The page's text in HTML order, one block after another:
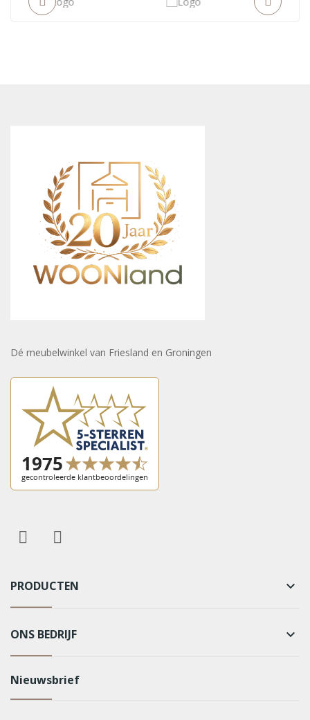
Dé meubelwinkel van Friesland en Groningen
PRODUCTEN keyboard_arrow_down
ONS BEDRIJF keyboard_arrow_down
Nieuwsbrief